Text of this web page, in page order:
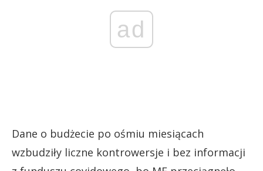
ad
Dane o budżecie po ośmiu miesiącach
wzbudziły liczne kontrowersje i bez informacji